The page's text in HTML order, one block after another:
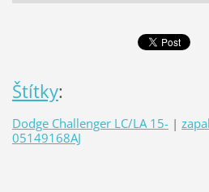
Štítky:
Dodge Challenger LC/LA 15- |
05149168AJ